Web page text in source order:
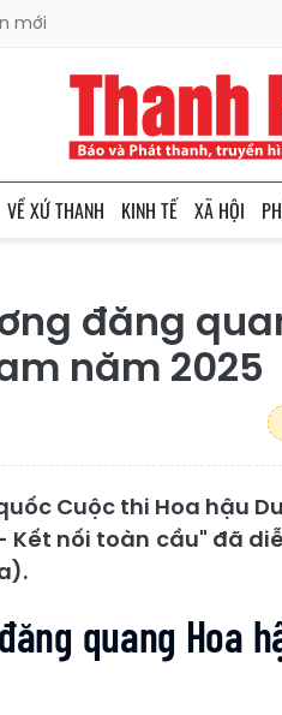
mới
VỀ XỨ THANH KINH TẾ XÃ HỘI
đăng
năm 2025
Cuộc thi Hoa hậu
nối toàn cầu" đã
quang Hoa